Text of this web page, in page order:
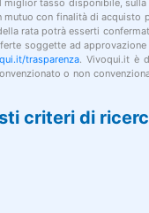
criteri di
tasso disponibile,
con finalità di acquisto
rata potrà esserti
soggette ad
trasparenza. Vivoqui.it è
o non